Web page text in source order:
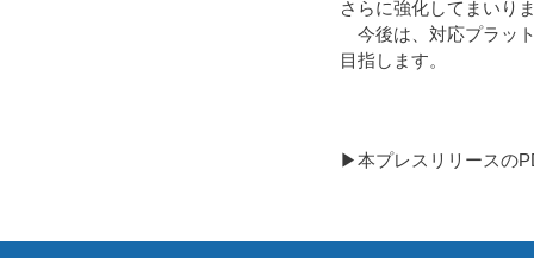
さらに強化してまいり
今後は、対応プラッ
目指します。
▶本プレスリリースの